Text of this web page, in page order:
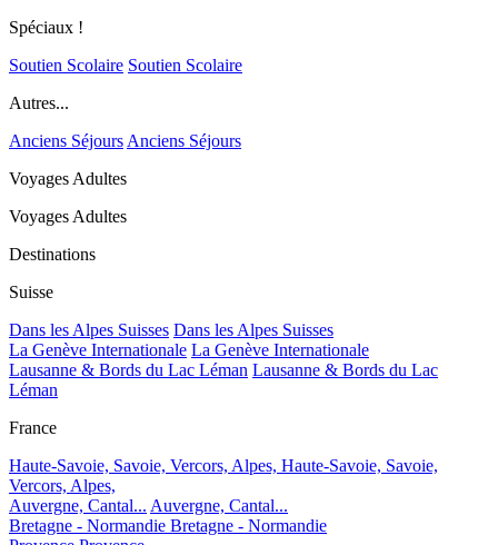
Spéciaux !
Soutien Scolaire Soutien Scolaire
Autres...
Anciens Séjours Anciens Séjours
Voyages Adultes
Voyages Adultes
Destinations
Suisse
Dans les Alpes Suisses Dans les Alpes Suisses
La Genève Internationale La Genève Internationale
Lausanne & Bords du Lac Léman Lausanne & Bords du Lac
Léman
France
Haute-Savoie, Savoie, Vercors, Alpes, Haute-Savoie, Savoie,
Vercors, Alpes,
Auvergne, Cantal... Auvergne, Cantal...
Bretagne - Normandie Bretagne - Normandie